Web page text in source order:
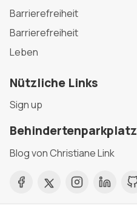
Barrierefreiheit
Barrierefreiheit
Leben
Nützliche Links
Sign up
Behindertenparkplatz
Blog von Christiane Link